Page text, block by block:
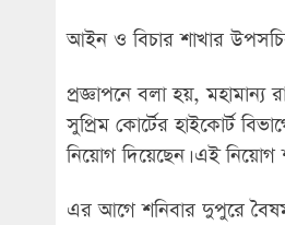
আইন ও বিচার শাখার
প্রজ্ঞাপনে বলা হয়, মহামান্য
সুপ্রিম কোর্টের হাইকোর্ট
নিয়োগ দিয়েছেন। এই নিয়োগ
এর আগে শনিবার দুপুরে